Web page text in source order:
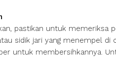
pastikan untuk memeriksa
sidik jari yang menempel di
untuk membersihkannya.